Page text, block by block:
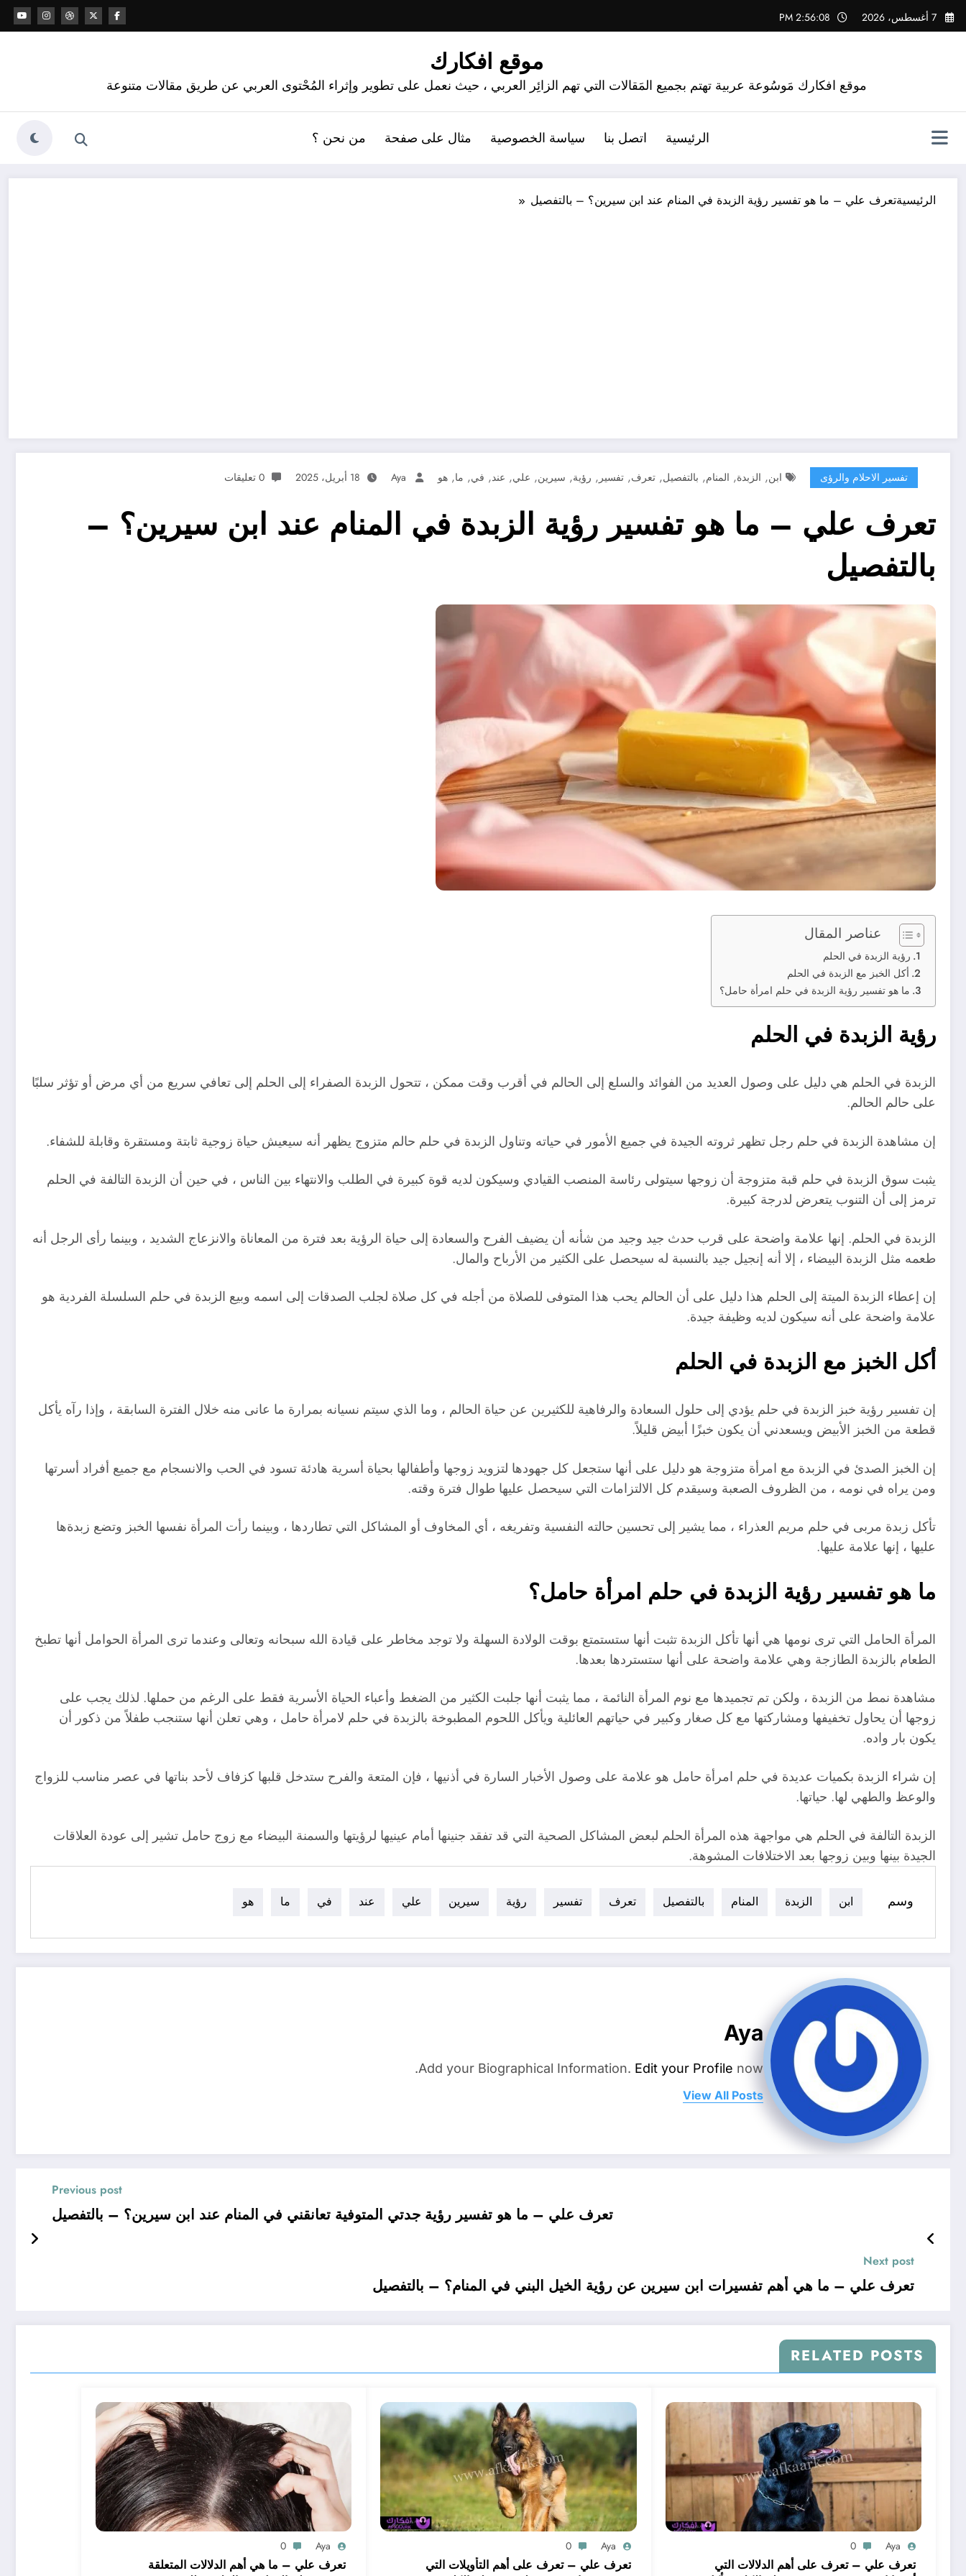
التجاوز
إلى
7 أغسطس، 2026 2:56:09 PM
موقع افكارك
موقع افكارك مَوسُوعة عربية تهتم بجميع المَقالات التي تهم الزائِر العربي ، حيث نعمل على تطوير وإثراء المُحْتوى العربي عن طريق مقالات متنوعة
الرئيسية اتصل بنا سياسة الخصوصية مثال على صفحة من نحن ؟
الرئيسيةتعرف علي – ما هو تفسير رؤية الزبدة في المنام عند ابن سيرين؟ – بالتفصيل
تفسير الاحلام والرؤى ابن, الزبدة, المنام, بالتفصيل, تعرف, تفسير , رؤية, سيرين, علي, عند, في, ما, هو Aya 18 أبريل، 2025 0 تعليقات
تعرف علي – ما هو تفسير رؤية الزبدة في المنام عند ابن سيرين؟ –
بالتفصيل
عناصر المقال
رؤية الزبدة في الحلم
أكل الخبز مع الزبدة في الحلم
ما هو تفسير رؤية الزبدة في حلم امرأة حامل؟
رؤية الزبدة في الحلم
الزبدة في الحلم هي دليل على وصول العديد من الفوائد والسلع إلى الحالم في أقرب وقت ممكن ، تتحول الزبدة الصفراء إلى الحلم إلى تعافي سريع من أي مرض أو تؤثر سلبًا
على حالم الحالم.
إن مشاهدة الزبدة في حلم رجل تظهر ثروته الجيدة في جميع الأمور في حياته وتناول الزبدة في حلم حالم متزوج يظهر أنه سيعيش حياة زوجية ثابتة ومستقرة وقابلة للشفاء.
يثبت سوق الزبدة في حلم قبة متزوجة أن زوجها سيتولى رئاسة المنصب القيادي وسيكون لديه قوة كبيرة في الطلب والانتهاء بين الناس ، في حين أن الزبدة التالفة في الحلم
ترمز إلى أن التنوب يتعرض لدرجة كبيرة.
الزبدة في الحلم. إنها علامة واضحة على قرب حدث جيد وجيد من شأنه أن يضيف الفرح والسعادة إلى حياة الرؤية بعد فترة من المعاناة والانزعاج الشديد ، وبينما رأى الرجل أنه
طعمه مثل الزبدة البيضاء ، إلا أنه إنجيل جيد بالنسبة له سيحصل على الكثير من الأرباح والمال.
إن إعطاء الزبدة الميتة إلى الحلم هذا دليل على أن الحالم يحب هذا المتوفى للصلاة من أجله في كل صلاة لجلب الصدقات إلى اسمه وبيع الزبدة في حلم السلسلة الفردية هو
علامة واضحة على أنه سيكون لديه وظيفة جيدة.
أكل الخبز مع الزبدة في الحلم
إن تفسير رؤية خبز الزبدة في حلم يؤدي إلى حلول السعادة والرفاهية للكثيرين عن حياة الحالم ، وما الذي سيتم نسيانه بمرارة ما عانى منه خلال الفترة السابقة ، وإذا رآه يأكل
قطعة من الخبز الأبيض ويسعدني أن يكون خبزًا أبيض قليلاً.
إن الخبز الصدئ في الزبدة مع امرأة متزوجة هو دليل على أنها ستجعل كل جهودها لتزويد زوجها وأطفالها بحياة أسرية هادئة تسود في الحب والانسجام مع جميع أفراد أسرتها
ومن يراه في نومه ، من الظروف الصعبة وسيقدم كل الالتزامات التي سيحصل عليها طوال فترة وقته.
تأكل زبدة مربى في حلم مريم العذراء ، مما يشير إلى تحسين حالته النفسية وتفريغه ، أي المخاوف أو المشاكل التي تطاردها ، وبينما رأت المرأة نفسها الخبز وتضع زبدةها
عليها ، إنها علامة عليها.
ما هو تفسير رؤية الزبدة في حلم امرأة حامل؟
المرأة الحامل التي ترى نومها هي أنها تأكل الزبدة تثبت أنها ستستمتع بوقت الولادة السهلة ولا توجد مخاطر على قيادة الله سبحانه وتعالى وعندما ترى المرأة الحوامل أنها تطبخ
الطعام بالزبدة الطازجة وهي علامة واضحة على أنها ستستردها بعدها.
مشاهدة نمط من الزبدة ، ولكن تم تجميدها مع نوم المرأة النائمة ، مما يثبت أنها جلبت الكثير من الضغط وأعباء الحياة الأسرية فقط على الرغم من حملها. لذلك يجب على
زوجها أن يحاول تخفيفها ومشاركتها مع كل صغار وكبير في حياتهم العائلية ويأكل اللحوم المطبوخة بالزبدة في حلم لامرأة حامل ، وهي تعلن أنها ستنجب طفلاً من ذكور أن
يكون بار واده.
إن شراء الزبدة بكميات عديدة في حلم امرأة حامل هو علامة على وصول الأخبار السارة في أذنيها ، فإن المتعة والفرح ستدخل قلبها كزفاف لأحد بناتها في عصر مناسب للزواج
والوعظ والطهي لها. حياتها.
الزبدة التالفة في الحلم هي مواجهة هذه المرأة الحلم لبعض المشاكل الصحية التي قد تفقد جنينها أمام عينيها لرؤيتها والسمنة البيضاء مع زوج حامل تشير إلى عودة العلاقات
الجيدة بينها وبين زوجها بعد الاختلافات المشوهة.
وسم ابن الزبدة المنام بالتفصيل تعرف تفسير رؤية سيرين علي عند في ما هو
Aya
Add your Biographical Information. Edit your Profile now.
View All Posts
Previous post
تعرف علي – ما هو تفسير رؤية جدتي المتوفية تعانقني في المنام عند ابن سيرين؟ – بالتفصيل
Next post
تعرف علي – ما هي أهم تفسيرات ابن سيرين عن رؤية الخيل البني في المنام؟ – بالتفصيل
RELATED POSTS
Aya
0
تعرف علي – تعرف على أهم الدلالات التي
Aya
0
تعرف علي – تعرف على أهم التأويلات التي
Aya
0
تعرف علي – ما هي أهم الدلالات المتعلقة